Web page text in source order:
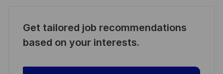
Get tailored job recommendations
based on your interests.